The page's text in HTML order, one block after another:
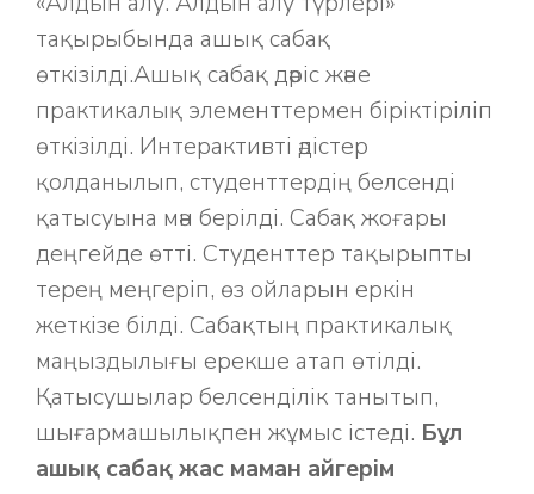
тақырыбында ашық сабақ
өткізілді.Ашық сабақ дәріс және
практикалық элементтермен біріктіріліп
өткізілді. Интерактивті әдістер
қолданылып, студенттердің белсенді
қатысуына мән берілді. Сабақ жоғары
деңгейде өтті. Студенттер тақырыпты
терең меңгеріп, өз ойларын еркін
жеткізе білді. Сабақтың практикалық
маңыздылығы ерекше атап өтілді.
Қатысушылар белсенділік танытып,
шығармашылықпен жұмыс істеді. Бұл
ашық сабақ жас маман айгерім